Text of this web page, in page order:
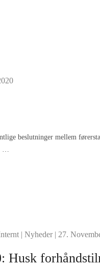
beslutninger mellem
…
| Nyheder| 27.
Husk